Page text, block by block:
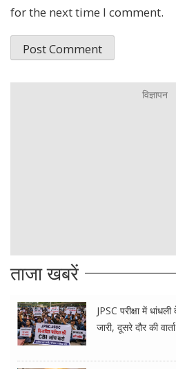
for the next time I comment.
ताजा खबरें
JPSC परीक्षा में
जारी, दूसरे दौर की